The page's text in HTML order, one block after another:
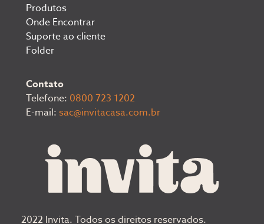
Produtos
Onde Encontrar
Suporte ao cliente
Folder
Contato
Telefone: 0800 723 1202
E-mail: sac@invitacasa.com.br
2022 Invita. Todos os direitos reservados.